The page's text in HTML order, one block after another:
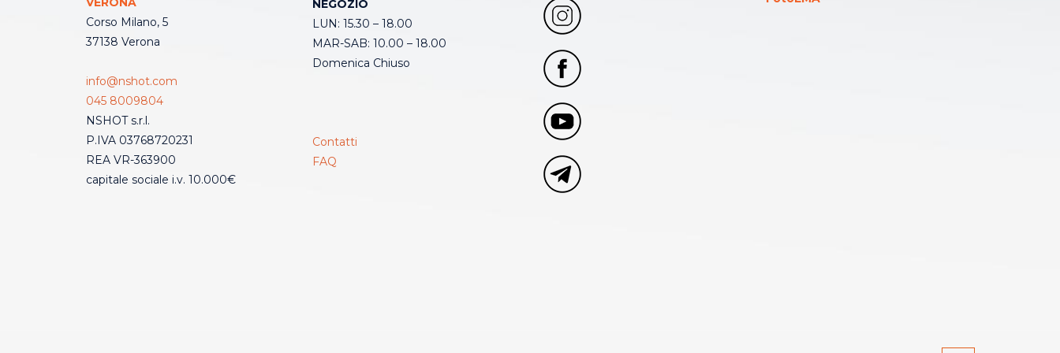
Corso Milano, 5
37138 Verona
info@nshot.com
045 8009804
NSHOT s.r.l.
P.IVA 03768720231
REA VR-363900
capitale sociale i.v. 10.000€
NEGOZIO
LUN: 15.30 – 18.00
MAR-SAB: 10.00 – 18.00
Domenica Chiuso
Contatti
FAQ